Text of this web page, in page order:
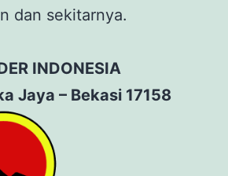
dan sekitarnya.
INDONESIA
Jaya – Bekasi 17158